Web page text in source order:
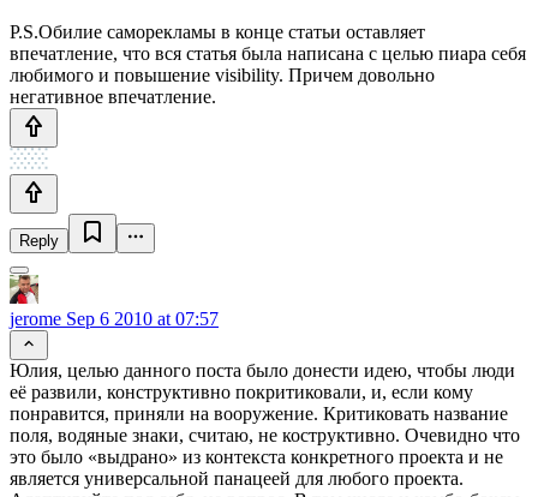
P.S.Обилие саморекламы в конце статьи оставляет
впечатление, что вся статья была написана с целью пиара себя
любимого и повышение visibility. Причем довольно
негативное впечатление.
Reply
jerome Sep 6 2010 at 07:57
Юлия, целью данного поста было донести идею, чтобы люди
её развили, конструктивно покритиковали, и, если кому
понравится, приняли на вооружение. Критиковать название
поля, водяные знаки, считаю, не коструктивно. Очевидно что
это было «выдрано» из контекста конкретного проекта и не
является универсальной панацеей для любого проекта.